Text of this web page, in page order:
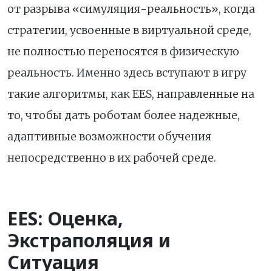
от разрыва «симуляция-реальность», когда
стратегии, усвоенные в виртуальной среде,
не полностью переносятся в физическую
реальность. Именно здесь вступают в игру
такие алгоритмы, как EES, направленные на
то, чтобы дать роботам более надежные,
адаптивные возможности обучения
непосредственно в их рабочей среде.
EES: Оценка,
Экстраполяция и
Ситуация